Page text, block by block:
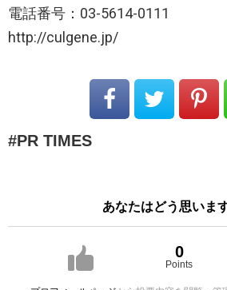
電話番号：03-5614-0111
http://culgene.jp/
PR TIMES
あなたはどう思いま
0
Points